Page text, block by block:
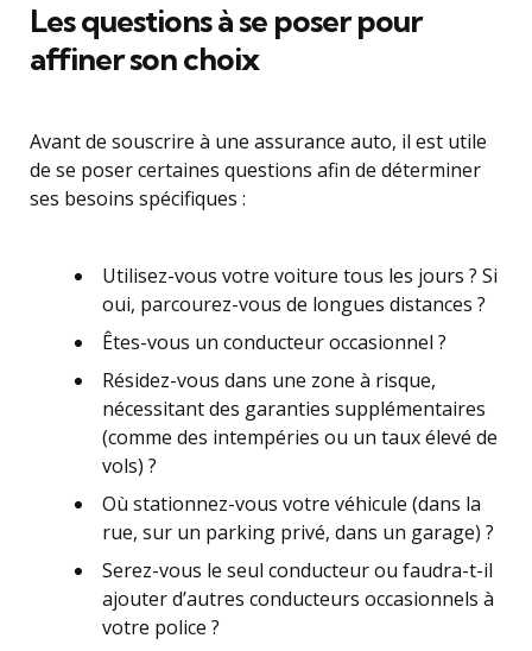
Les questions à se poser pour
affiner son choix
Avant de souscrire à une assurance auto, il est utile
de se poser certaines questions afin de déterminer
ses besoins spécifiques :
Utilisez-vous votre voiture tous les jours ? Si
oui, parcourez-vous de longues distances ?
Êtes-vous un conducteur occasionnel ?
Résidez-vous dans une zone à risque,
nécessitant des garanties supplémentaires
(comme des intempéries ou un taux élevé de
vols) ?
Où stationnez-vous votre véhicule (dans la
rue, sur un parking privé, dans un garage) ?
Serez-vous le seul conducteur ou faudra-t-il
ajouter d’autres conducteurs occasionnels à
votre police ?